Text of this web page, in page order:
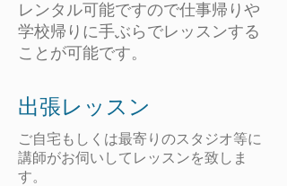
レンタル可能ですので仕事帰りや
学校帰りに手ぶらでレッスンする
ことが可能です。
​出張レッスン
ご自宅もしくは最寄りのスタジオ等に
講師がお伺いしてレッスンを致しま
す。